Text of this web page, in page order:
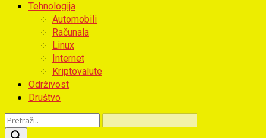
Tehnologija
Automobili
Računala
Linux
Internet
Kriptovalute
Održivost
Društvo